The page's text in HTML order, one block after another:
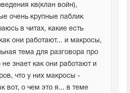
кв(клан войн),
очень крупные паблик
в читах, какие есть
они работают... и макросы,
тема для разговора про
не знает как они работают и
что у них макросы -
вот, о чем это я... в теме